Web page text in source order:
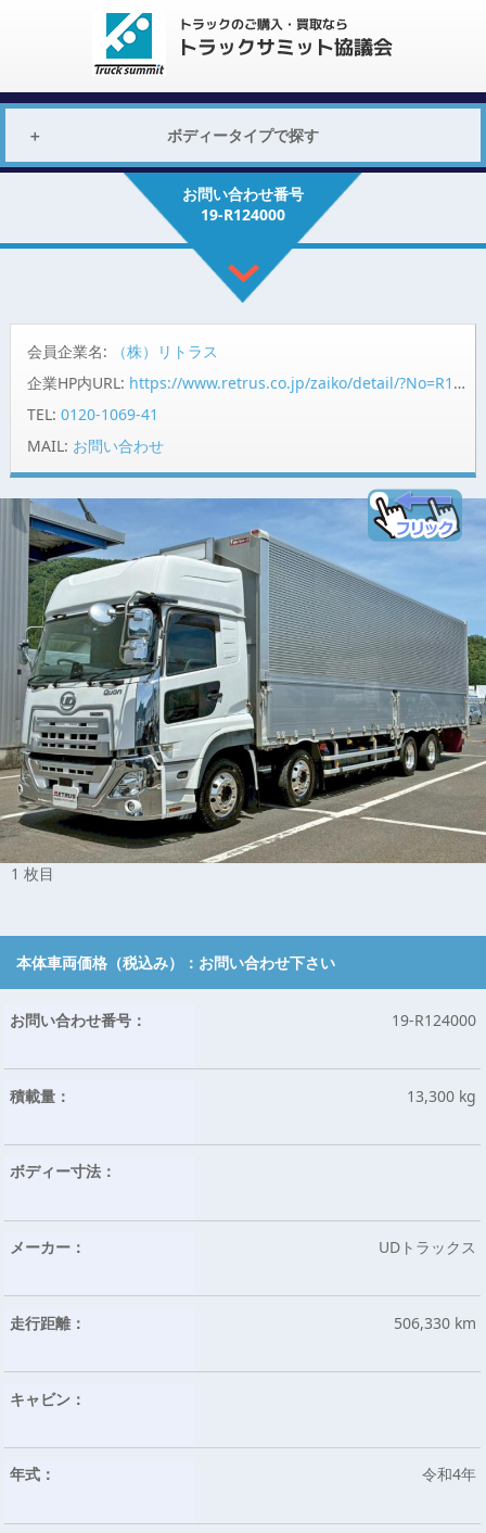
ボディータイプで探す
お問い合わせ番号
19-R124000
会員企業名:
（株）リトラス
企業HP内URL: https://www.retrus.co.jp/zaiko/detail/?No=R124000
TEL: 0120-1069-41
MAIL: お問い合わせ
1 枚目
本体車両価格（税込み）： お問い合わせ下さい
お問い合わせ番号： 19-R124000
積載量： 13,300 kg
ボディー寸法：
メーカー： UDトラックス
走行距離： 506,330 km
キャビン：
年式： 令和4年